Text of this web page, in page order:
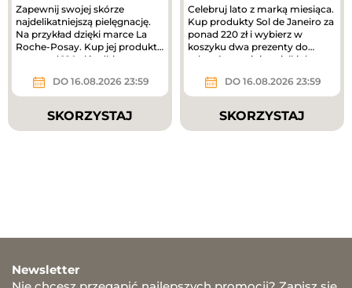
Zapewnij swojej skórze
najdelikatniejszą pielęgnację.
Na przykład dzięki marce La
Roche-Posay. Kup jej produkty
za ponad 180 zł i odbierz...
DO 16.08.2026 23:59
SKORZYSTAJ
Celebruj lato z marką miesiąca.
Kup produkty Sol de Janeiro za
ponad 220 zł i wybierz w
koszyku dwa prezenty do
zakupów – mini mgiełki do...
DO 16.08.2026 23:59
SKORZYSTAJ
Newsletter